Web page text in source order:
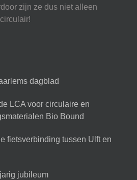
zijn ze dus niet alleen
dagblad
LCA voor circulaire en
Bio Bound
fietsverbinding tussen Ulft en
jubileum